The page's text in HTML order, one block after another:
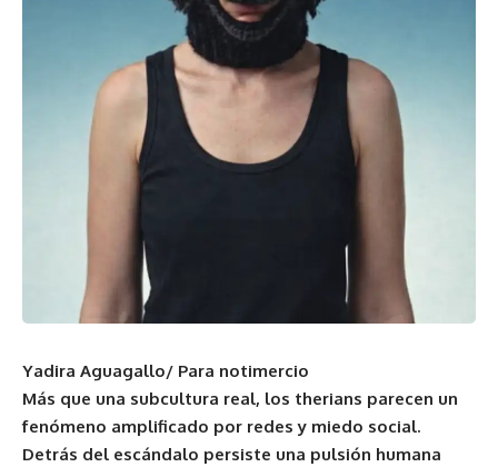
Yadira Aguagallo/ Para notimercio
Más que una subcultura real, los therians parecen un
fenómeno amplificado por redes y miedo social.
Detrás del escándalo persiste una pulsión humana